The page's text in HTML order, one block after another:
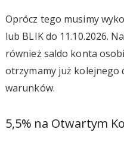
Oprócz tego musimy
lub BLIK do 11.10.2026.
również saldo konta
otrzymamy już kolejnego
warunków.
5,5% na Otwartym